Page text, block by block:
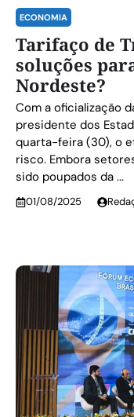
ECONOMIA
Tarifaço de
soluções
Nordeste?
Com a oficialização
presidente dos
quarta-feira (30), o
risco. Embora
sido poupados da ...
01/08/2025